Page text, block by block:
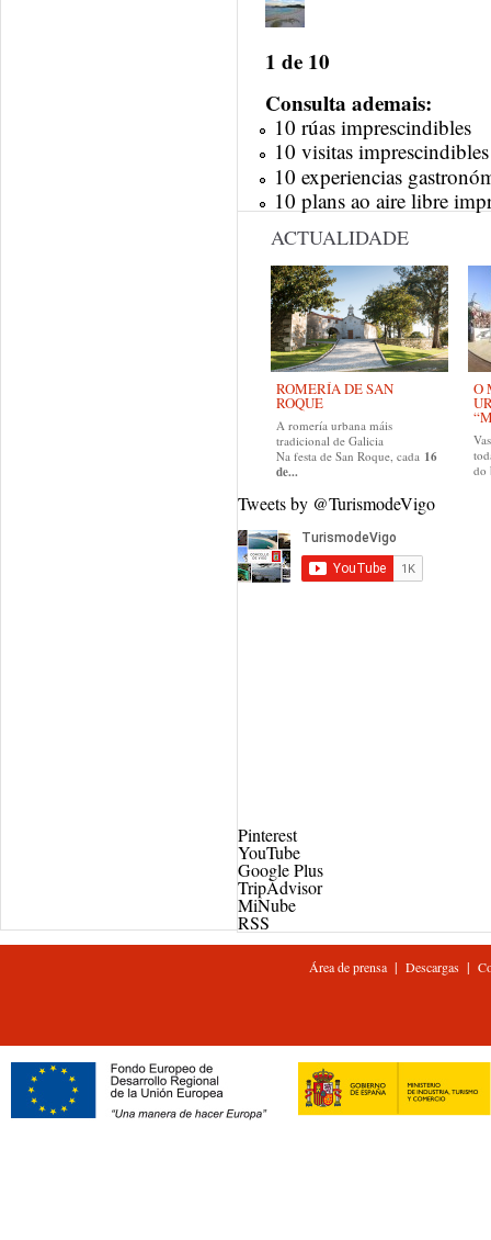
1 de 10
Consulta ademais:
10 rúas imprescindibles
10 visitas imprescindibles
10 experiencias
10 plans ao aire libre
ACTUALIDADE
ROMERÍA DE SAN
ROQUE
A romería urbana máis
tradicional de Galicia
Na festa de San Roque, cada 16
de...
O
do
Tweets by @TurismodeVigo
Pinterest
YouTube
Google Plus
TripAdvisor
MiNube
RSS
Área de prensa| Descargas|